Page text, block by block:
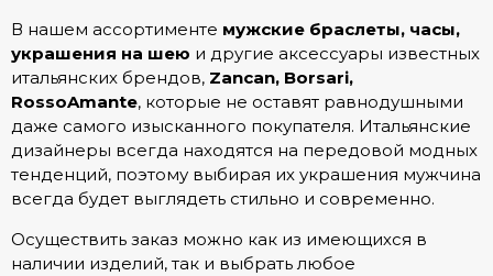
В нашем ассортименте мужские браслеты, часы,
украшения на шею и другие аксессуары известных
итальянских брендов, Zancan, Borsari,
RossoAmante, которые не оставят равнодушными
даже самого изысканного покупателя. Итальянские
дизайнеры всегда находятся на передовой модных
тенденций, поэтому выбирая их украшения мужчина
всегда будет выглядеть стильно и современно.
Осуществить заказ можно как из имеющихся в
наличии изделий, так и выбрать любое